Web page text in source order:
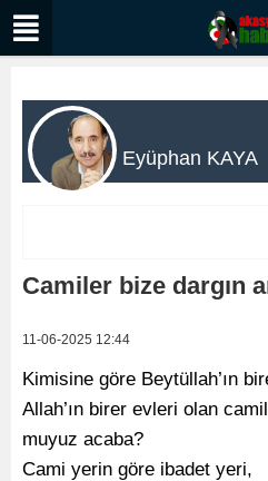
Eyüphan KAYA
Camiler bize dargın
11-06-2025 12:44
Kimisine göre Beytüllah’ın
Allah’ın birer evleri olan
muyuz acaba?
Cami yerin göre ibadet yeri,